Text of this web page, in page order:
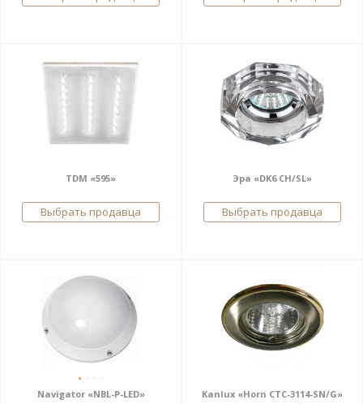
TDM «595»
Выбрать продавца
Эра «DK6 CH/SL»
Выбрать продавца
Navigator «NBL-P-LED» Kanlux «Horn CTC-3114-SN/G»